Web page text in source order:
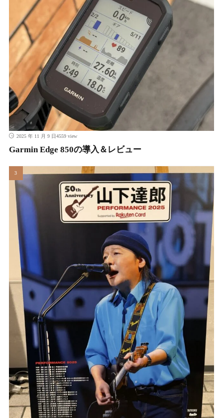
2025 年 11 月 9 日4559 view
Garmin Edge 850の導入＆レビュー